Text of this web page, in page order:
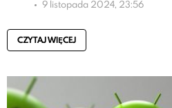
9 listopada 2024, 23:56
CZYTAJ WIĘCEJ